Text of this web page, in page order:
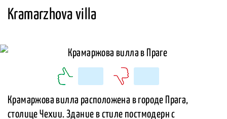
Kramarzhova villa
Крамаржова вилла расположена в городе Прага,
столице Чехии. Здание в стиле постмодерн с